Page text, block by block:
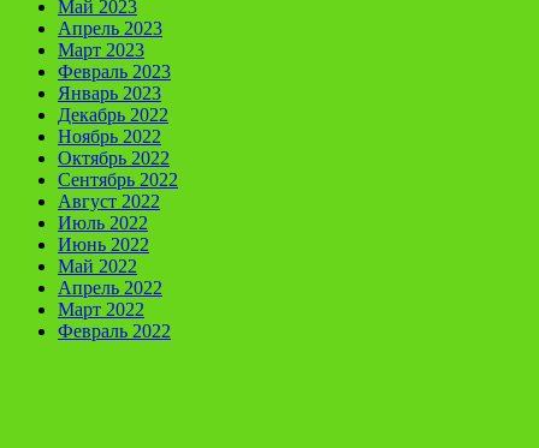
Май 2023
Апрель 2023
Март 2023
Февраль 2023
Январь 2023
Декабрь 2022
Ноябрь 2022
Октябрь 2022
Сентябрь 2022
Август 2022
Июль 2022
Июнь 2022
Май 2022
Апрель 2022
Март 2022
Февраль 2022